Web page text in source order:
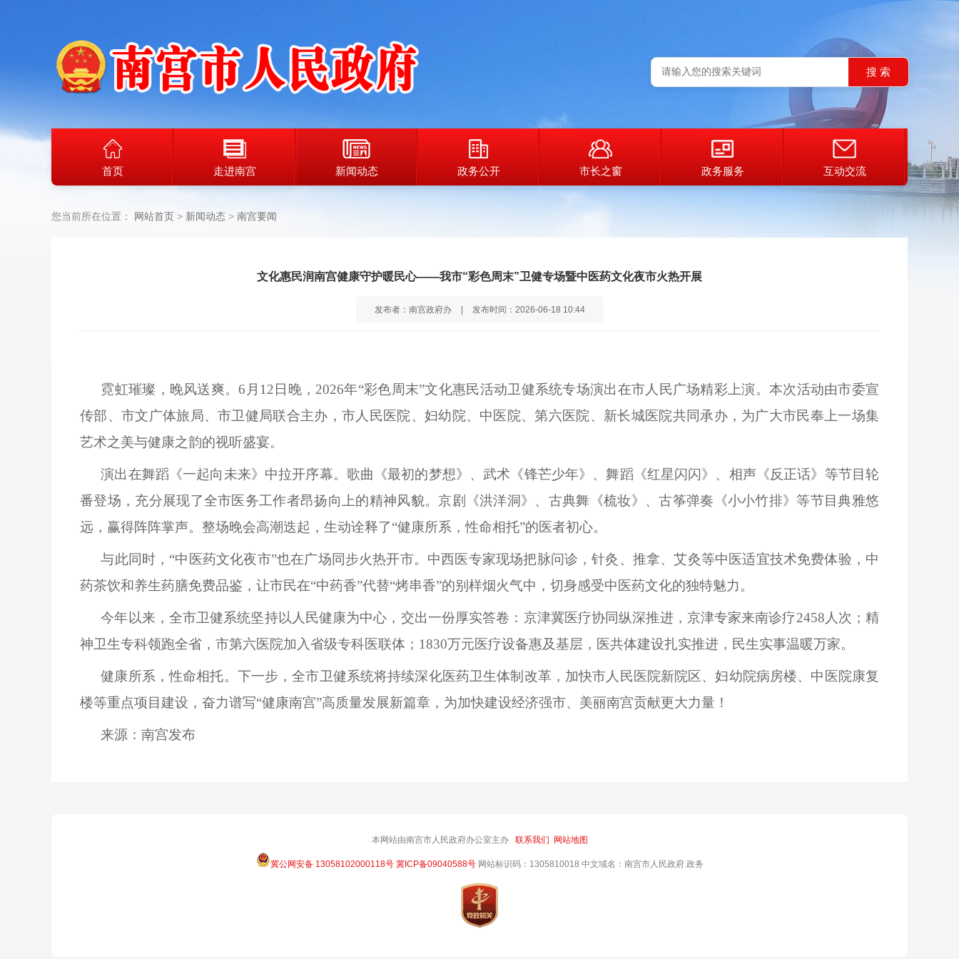
首页 走进南宫 新闻动态 政务公开 市长之窗 政务服务 互动交流
您当前所在位置： 网站首页 新闻动态 南宫要闻
文化惠民润南宫健康守护暖民心——我市“彩色周末”卫健专场暨中医药文化夜市火热开展
发布者：南宫政府办 发布时间：2026-06-18 10:44
霓虹璀璨，晚风送爽。6月12日晚，2026年“彩色周末”文化惠民活动卫健系统专场演出在市人民广场精彩上演。本次活动由市委宣
传部、市文广体旅局、市卫健局联合主办，市人民医院、妇幼院、中医院、第六医院、新长城医院共同承办，为广大市民奉上一场集
艺术之美与健康之韵的视听盛宴。
演出在舞蹈《一起向未来》中拉开序幕。歌曲《最初的梦想》、武术《锋芒少年》、舞蹈《红星闪闪》、相声《反正话》等节目轮
番登场，充分展现了全市医务工作者昂扬向上的精神风貌。京剧《洪洋洞》、古典舞《梳妆》、古筝弹奏《小小竹排》等节目典雅悠
远，赢得阵阵掌声。整场晚会高潮迭起，生动诠释了“健康所系，性命相托”的医者初心。
与此同时， “中医药文化夜市”也在广场同步火热开市。中西医专家现场把脉问诊，针灸、推拿、艾灸等中医适宜技术免费体验，中
药茶饮和养生药膳免费品鉴，让市民在“中药香”代替“烤串香”的别样烟火气中，切身感受中医药文化的独特魅力。
今年以来，全市卫健系统坚持以人民健康为中心，交出一份厚实答卷：京津冀医疗协同纵深推进，京津专家来南诊疗2458人次；精
神卫生专科领跑全省，市第六医院加入省级专科医联体；1830万元医疗设备惠及基层，医共体建设扎实推进，民生实事温暖万家。
健康所系，性命相托。下一步，全市卫健系统将持续深化医药卫生体制改革，加快市人民医院新院区、妇幼院病房楼、中医院康复
楼等重点项目建设，奋力谱写“健康南宫”高质量发展新篇章，为加快建设经济强市、美丽南宫贡献更大力量！
来源：南宫发布
本网站由南宫市人民政府办公室主办 联系我们 网站地图
冀公网安备 13058102000118号 冀ICP备09040588号网站标识码：1305810018 中文域名：南宫市人民政府.政务